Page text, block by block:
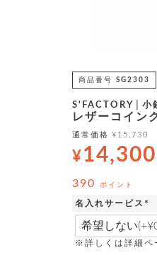
商品番号 SG2303
S'FACTORY│小
レザーコイン
通常価格 ¥ 15,730
¥ 14,300
390 ポイント
名入れサービス
(
必
須
※詳しくは詳細ペ